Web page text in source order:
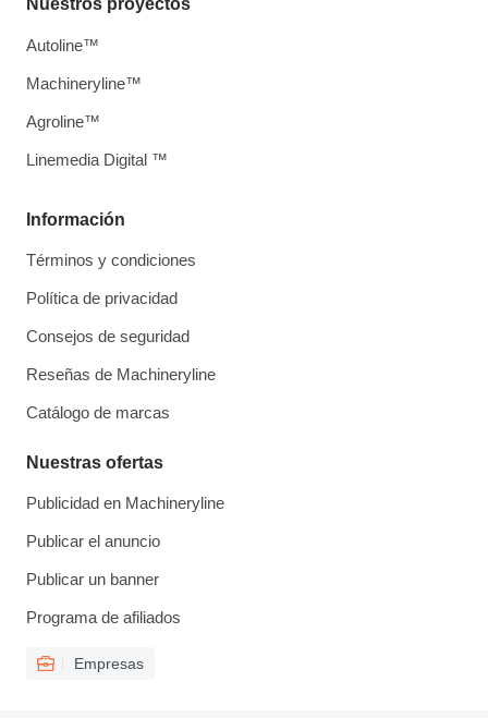
Información
Términos y condiciones
Política de privacidad
Consejos de seguridad
Reseñas de Machineryline
Catálogo de marcas
Nuestras ofertas
Publicidad en Machineryline
Publicar el anuncio
Publicar un banner
Programa de afiliados
Empresas
Nuestros proyectos
Autoline™
Machineryline™
Agroline™
Linemedia Digital ™